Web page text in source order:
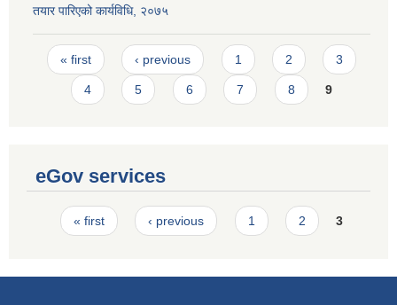
तयार पारिएको कार्यविधि, २०७५
Pages
« first ‹ previous 1 2 3
4 5 6 7 8 9
eGov services
Pages
« first ‹ previous 1 2 3